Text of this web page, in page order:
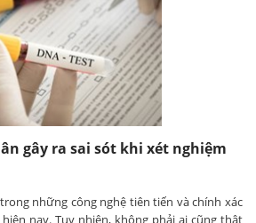
gây ra sai sót khi xét nghiệm
những công nghệ tiên tiến và chính xác
nay. Tuy nhiên, không phải ai cũng thật